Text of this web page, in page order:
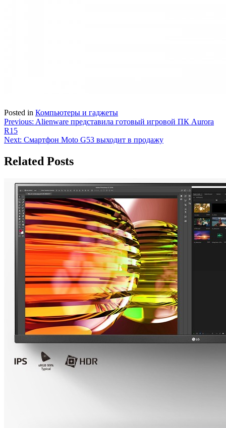
Posted in Компьютеры и гаджеты
Навигация
по
Previous: Alienware представила готовый игровой ПК Aurora
R15
Next: Смартфон Moto G53 выходит в продажу
Related Posts